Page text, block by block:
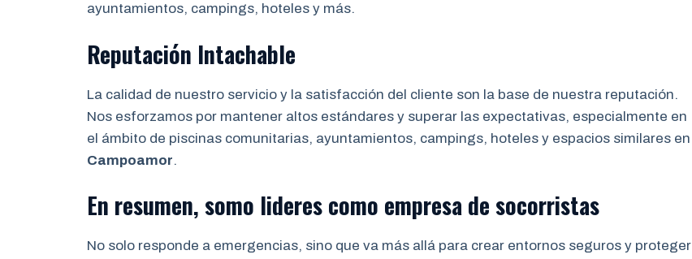
ayuntamientos, campings, hoteles y más.
Reputación Intachable
La calidad de nuestro servicio y la satisfacción del cliente son la base de nuestra reputación.
Nos esforzamos por mantener altos estándares y superar las expectativas, especialmente en
el ámbito de piscinas comunitarias, ayuntamientos, campings, hoteles y espacios similares en
Campoamor.
En resumen, somo lideres como empresa de socorristas
No solo responde a emergencias, sino que va más allá para crear entornos seguros y proteger